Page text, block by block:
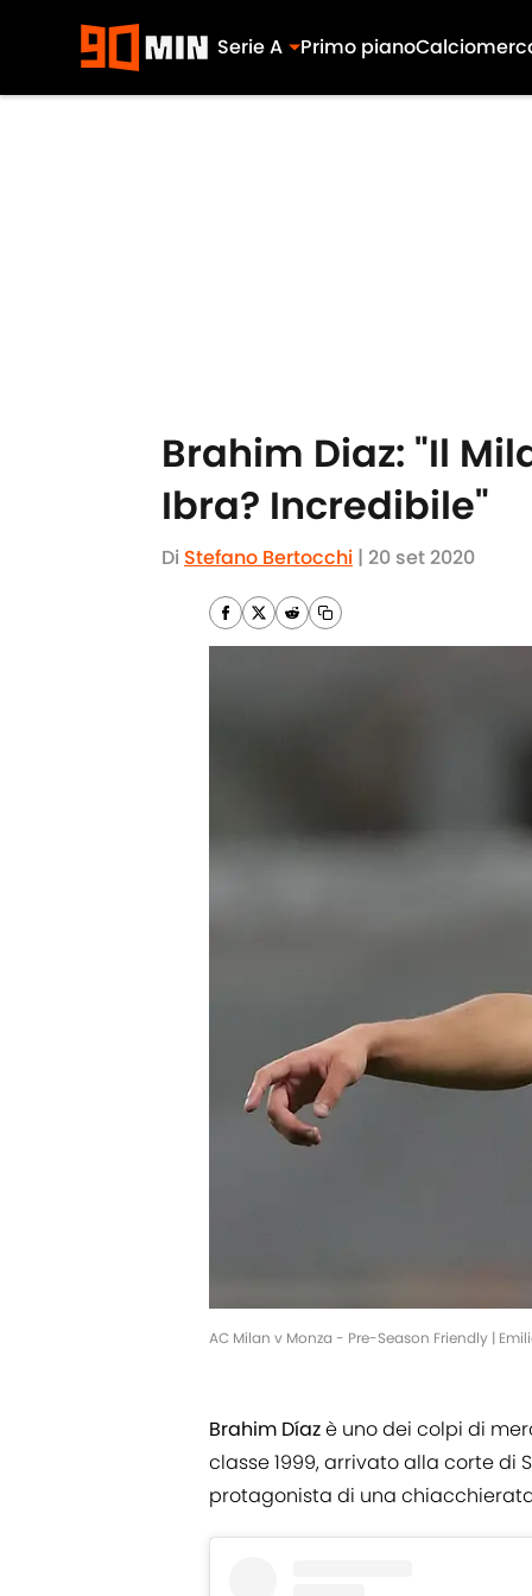
Serie A Primo piano
Brahim Diaz: "Il
Ibra? Incredibile"
Di Stefano Bertocchi | 20 set 2020
AC Milan v Monza - Pre-Season Friendly |
Brahim Díazè uno dei colpi di
classe 1999, arrivato alla corte di
protagonista di una